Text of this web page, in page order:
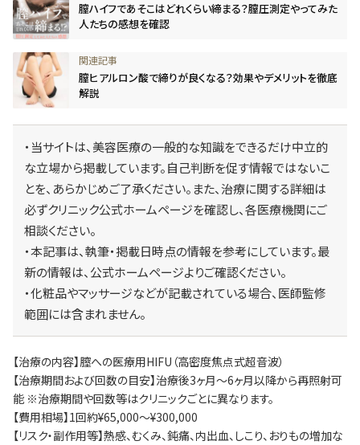
膣ハイフであそこはどれくらい締まる？膣圧測定やってみた
人たちの感想を確認
膣ヒアルロン酸で締りが良くなる？効果やデメリットを徹底
解説
・当サイトは、美容医療の一般的な知識をできるだけ中立的
な立場から掲載しています。自己判断を促す情報ではないこ
とを、あらかじめご了承ください。また、治療に関する詳細は
必ずクリニック公式ホームページを確認し、各医療機関にご
相談ください。
・本記事は、執筆・掲載日時点の情報を参考にしています。最
新の情報は、公式ホームページよりご確認ください。
・化粧品やマッサージなどが記載されている場合、医師監修
範囲には含まれません。
【治療の内容】膣への医療用HIFU（高密度焦点式超音波）
【治療期間および回数の目安】治療後3ヶ月～6ヶ月以降から再照射可
能 ※治療期間や回数等はクリニックごとに異なります。
【費用相場】1回約¥65,000～¥300,000
【リスク・副作用等】熱感、むくみ、鈍痛、内出血、しこり、おりもの増加な